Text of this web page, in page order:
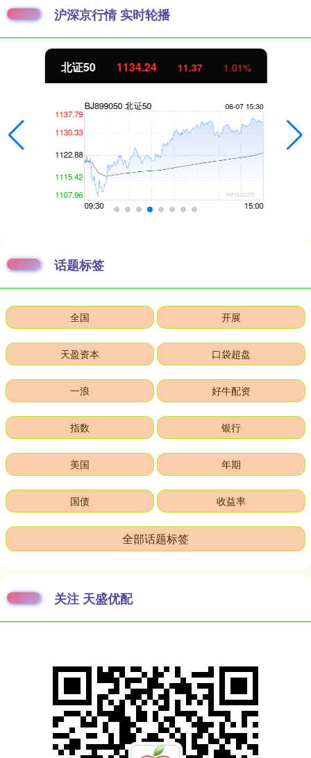
沪深京行情 实时轮播
北证50 1134.24 11.37 1.01%
话题标签
全国 开展
天盈资本 口袋超盘
一浪 好牛配资
指数 银行
美国 年期
国债 收益率
全部话题标签
关注 天盛优配